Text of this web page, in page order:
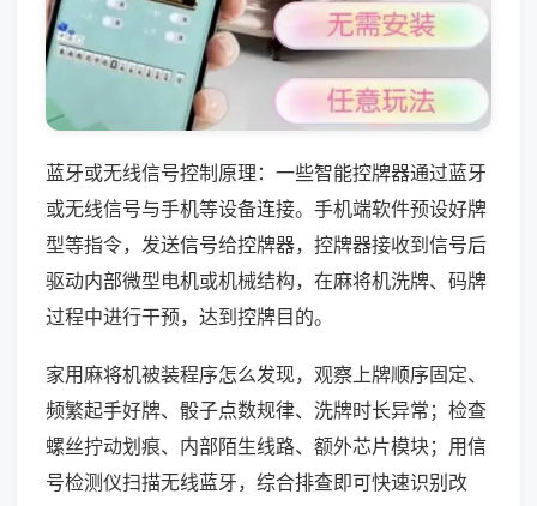
蓝牙或无线信号控制原理：一些智能控牌器通过蓝牙
或无线信号与手机等设备连接。手机端软件预设好牌
型等指令，发送信号给控牌器，控牌器接收到信号后
驱动内部微型电机或机械结构，在麻将机洗牌、码牌
过程中进行干预，达到控牌目的。
家用麻将机被装程序怎么发现，观察上牌顺序固定、
频繁起手好牌、骰子点数规律、洗牌时长异常；检查
螺丝拧动划痕、内部陌生线路、额外芯片模块；用信
号检测仪扫描无线蓝牙，综合排查即可快速识别改